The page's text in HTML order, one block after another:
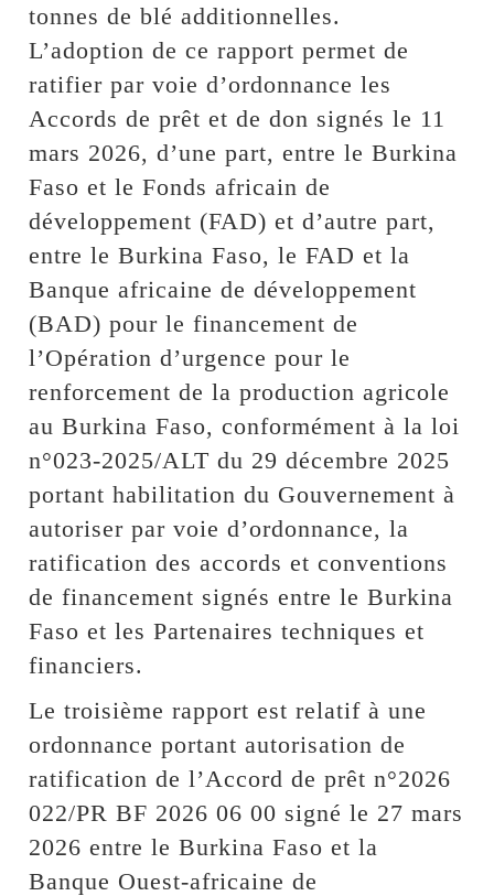
tonnes de blé additionnelles.
L’adoption de ce rapport permet de
ratifier par voie d’ordonnance les
Accords de prêt et de don signés le 11
mars 2026, d’une part, entre le Burkina
Faso et le Fonds africain de
développement (FAD) et d’autre part,
entre le Burkina Faso, le FAD et la
Banque africaine de développement
(BAD) pour le financement de
l’Opération d’urgence pour le
renforcement de la production agricole
au Burkina Faso, conformément à la loi
n°023-2025/ALT du 29 décembre 2025
portant habilitation du Gouvernement à
autoriser par voie d’ordonnance, la
ratification des accords et conventions
de financement signés entre le Burkina
Faso et les Partenaires techniques et
financiers.
Le troisième rapport est relatif à une
ordonnance portant autorisation de
ratification de l’Accord de prêt n°2026
022/PR BF 2026 06 00 signé le 27 mars
2026 entre le Burkina Faso et la
Banque Ouest-africaine de